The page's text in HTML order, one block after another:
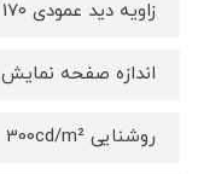
زاویه دید عمودی 170
اندازه صفحه نمایش 23 اینچ
روشنایی 300cd/m²